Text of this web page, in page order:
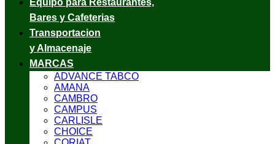
Equipo para Restaurantes,
Bares y Cafeterias
Transportacion
y Almacenaje
MARCAS
ADVANCE TABCO
AMANA
CAMBRO
CAMPUS
CARLISLE
CHOICE